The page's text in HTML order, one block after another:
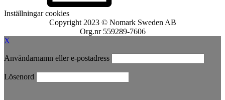
Inställningar cookies
Copyright 2023 © Nomark Sweden AB
Org.nr 559289-7606
X
Användarnamn eller e-postadress
Lösenord